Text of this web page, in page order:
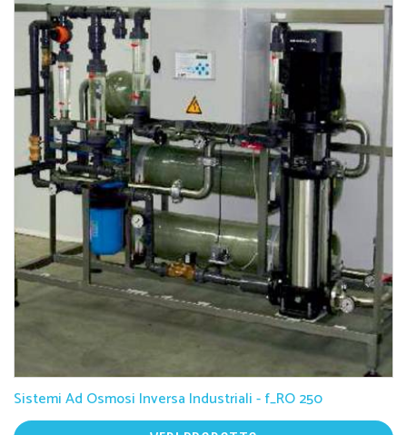
Sistemi Ad Osmosi Inversa Industriali - f_RO 250